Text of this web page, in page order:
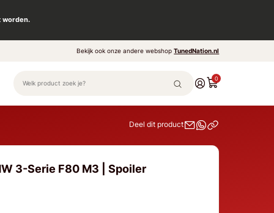
worden.
Bekijk ook onze andere webshopTunedNation.nl
0
Deel dit product
3-Serie F80 M3 | Spoiler